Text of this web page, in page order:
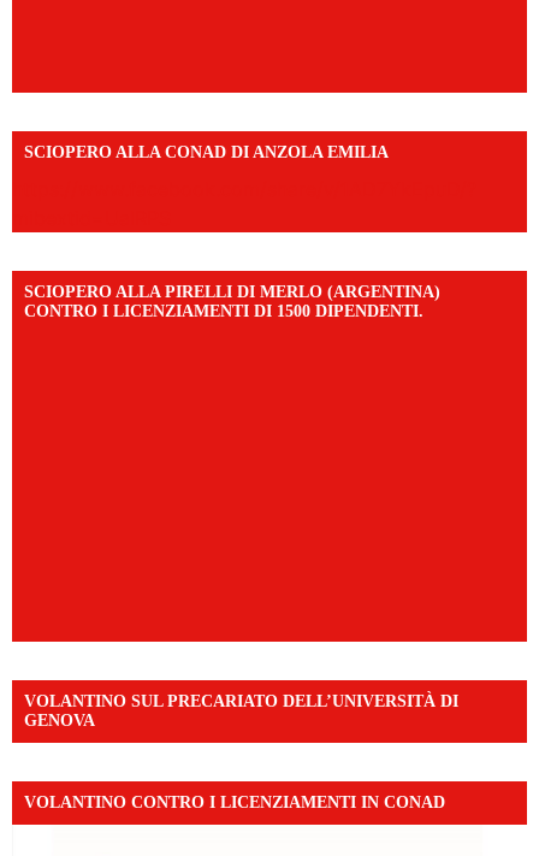
SCIOPERO ALLA CONAD DI ANZOLA EMILIA
SCIOPERO ALLA PIRELLI DI MERLO (ARGENTINA)
CONTRO I LICENZIAMENTI DI 1500 DIPENDENTI.
VOLANTINO SUL PRECARIATO DELL’UNIVERSITÀ DI
GENOVA
VOLANTINO CONTRO I LICENZIAMENTI IN CONAD